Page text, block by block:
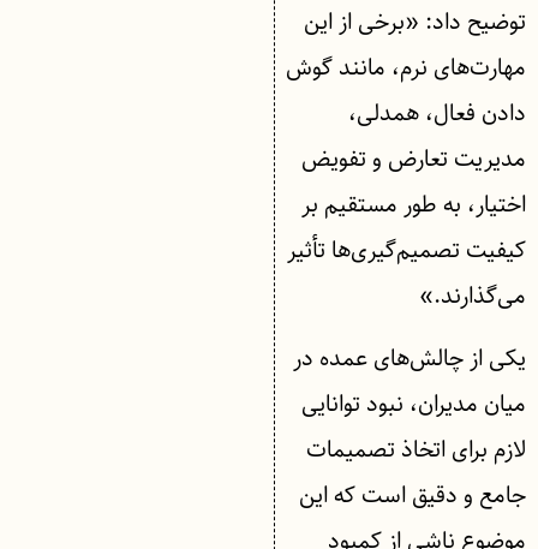
توضیح داد: «برخی از این
مهارت‌های نرم، مانند گوش
دادن فعال، همدلی،
مدیریت تعارض و تفویض
اختیار، به طور مستقیم بر
کیفیت تصمیم‌گیری‌ها تأثیر
می‌گذارند.»
یکی از چالش‌های عمده در
میان مدیران، نبود توانایی
لازم برای اتخاذ تصمیمات
جامع و دقیق است که این